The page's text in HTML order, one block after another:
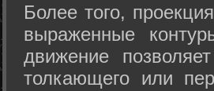
Более того,
выраженные
движение
толкающего или